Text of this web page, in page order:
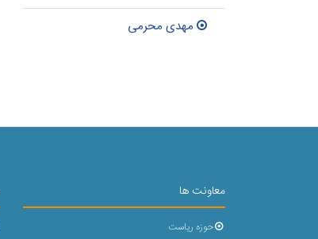
مهدی محرمی
معاونت ها
حوزه ریاست